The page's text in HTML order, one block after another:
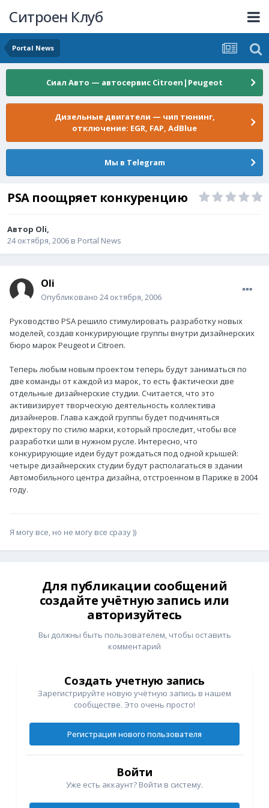
Ситроен Клуб
Portal News
Сиал Авто — автосервис Citroen|Peugeot
Дизельные двигатели — чип тюнинг,
отключение: EGR, FAP, AdBlue
Мы в Telegram
PSA поощряет конкуренцию
Автор Oli,
24 октября, 2006 в Portal News
Oli
Опубликовано 24 октября, 2006
Руководство PSA решило стимулировать разработку новых
моделей, создав конкурирующие группы внутри дизайнерских
бюро марок Peugeot и Citroen.
Теперь любым новым проектом теперь будут заниматься по
две команды от каждой из марок, то есть фактически две
отдельные дизайнерские студии. Считается, что это
активизирует творческую деятельность коллектива
дизайнеров. Глава каждой группы будет подчиняться
директору по стилю марки, который проследит, чтобы все
разработки шли в нужном русле. Интересно, что
конкурирующие идеи будут рождаться под одной крышей:
четыре дизайнерских студии будут располагаться в здании
Автомобильного центра дизайна, отстроенном в Париже в 2004
году.
Я могу все, но не могу все сразу ))
Для публикации сообщений
создайте учётную запись или
авторизуйтесь
Вы должны быть пользователем, чтобы оставить
комментарий
Создать учетную запись
Зарегистрируйте новую учётную запись в нашем
сообществе. Это очень просто!
Регистрация нового пользователя
Войти
Уже есть аккаунт? Войти в систему.